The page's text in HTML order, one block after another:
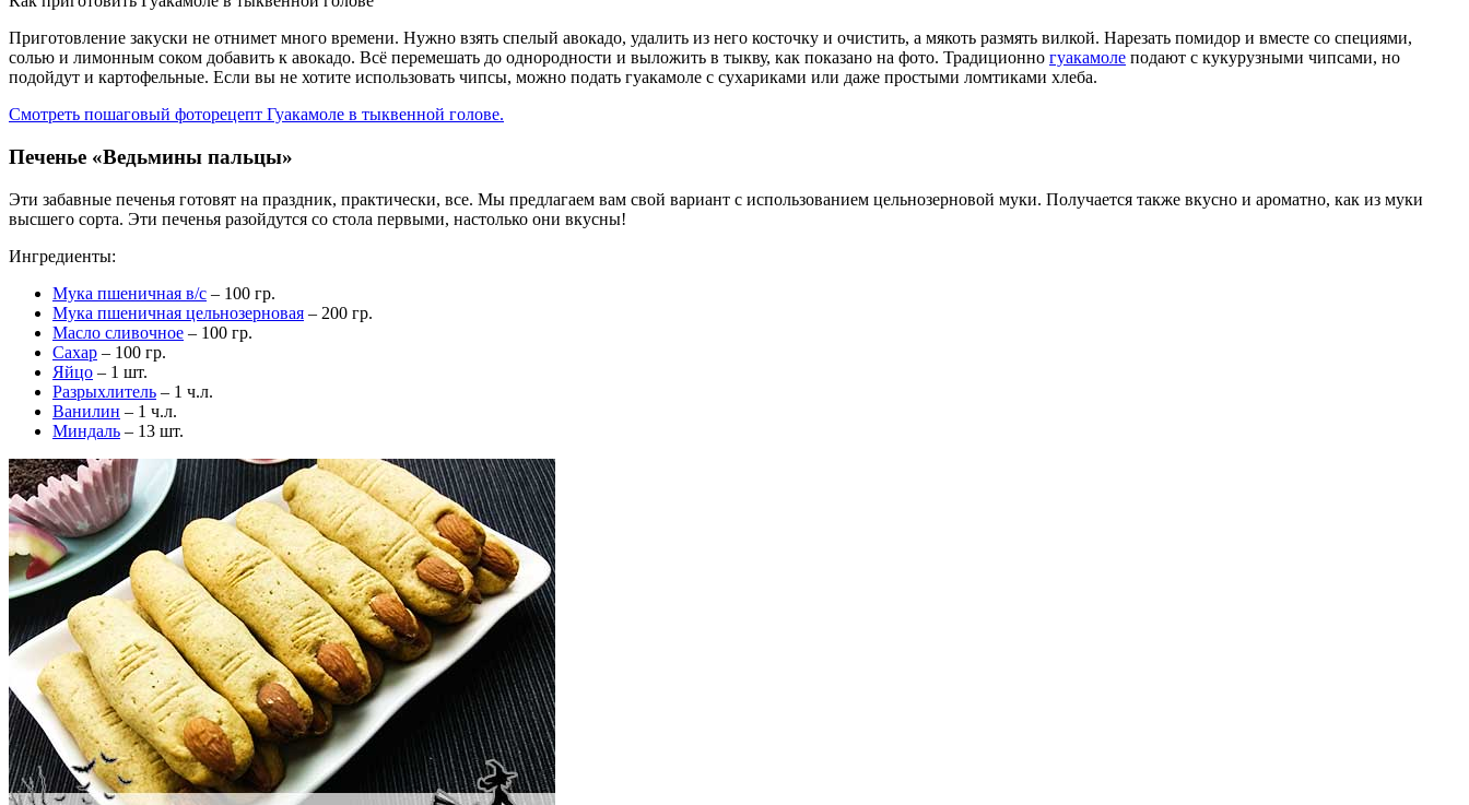
Приготовление закуски не отнимет много времени. Нужно взять спелый авокадо, удалить из него косточку и очистить, а мякоть размять вилкой. Нарезать помидор и вместе со специями,
солью и лимонным соком добавить к авокадо. Всё перемешать до однородности и выложить в тыкву, как показано на фото. Традиционно гуакамоле подают с кукурузными чипсами, но
подойдут и картофельные. Если вы не хотите использовать чипсы, можно подать гуакамоле с сухариками или даже простыми ломтиками хлеба.
Смотреть пошаговый фоторецепт Гуакамоле в тыквенной голове.
Печенье «Ведьмины пальцы»
Эти забавные печенья готовят на праздник, практически, все. Мы предлагаем вам свой вариант с использованием цельнозерновой муки. Получается также вкусно и ароматно, как из муки
высшего сорта. Эти печенья разойдутся со стола первыми, настолько они вкусны!
Ингредиенты:
Мука пшеничная в/с – 100 гр.
Мука пшеничная цельнозерновая – 200 гр.
Масло сливочное – 100 гр.
Сахар – 100 гр.
Яйцо – 1 шт.
Разрыхлитель – 1 ч.л.
Ванилин – 1 ч.л.
Миндаль – 13 шт.